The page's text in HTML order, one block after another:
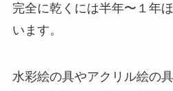
完全に乾くには半年〜１年
います。
水彩絵の具やアクリル絵の